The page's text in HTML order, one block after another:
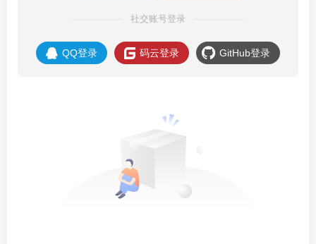
社交账号登录
QQ登录 码云登录 GitHub登录